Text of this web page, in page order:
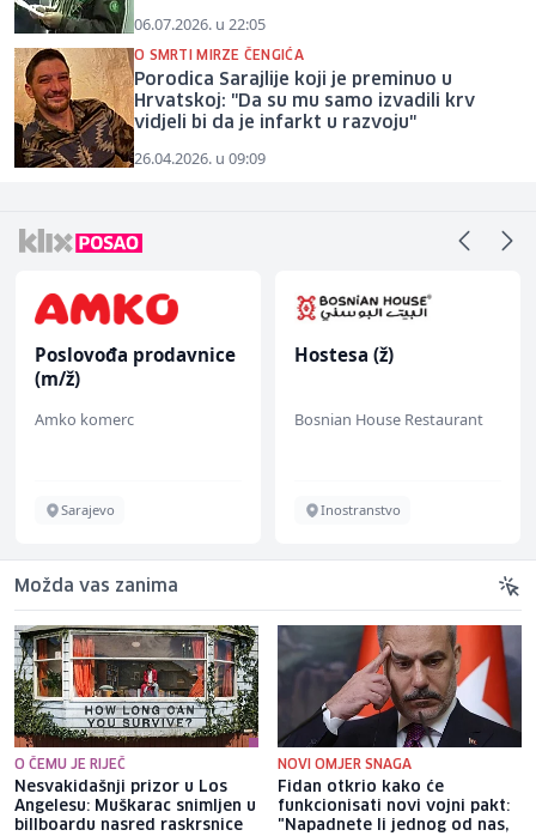
06.07.2026. u 22:05
O SMRTI MIRZE ČENGIĆA
Porodica Sarajlije koji je preminuo u
Hrvatskoj: "Da su mu samo izvadili krv
vidjeli bi da je infarkt u razvoju"
26.04.2026. u 09:09
Poslovođa prodavnice
(m/ž)
Amko komerc
Sarajevo
Hostesa (ž)
Bosnian House Restaurant
Inostranstvo
Možda vas zanima
O ČEMU JE RIJEČ
Nesvakidašnji prizor u Los
Angelesu: Muškarac snimljen u
billboardu nasred raskrsnice
NOVI OMJER SNAGA
Fidan otkrio kako će
funkcionisati novi vojni pakt:
"Napadnete li jednog od nas,